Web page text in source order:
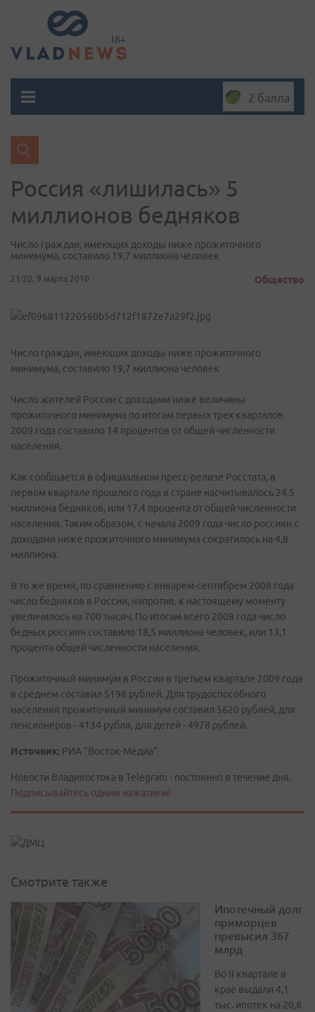
2 балла
Россия «лишилась» 5
миллионов бедняков
Число граждан, имеющих доходы ниже прожиточного
минимума, составило 19,7 миллиона человек
21:20, 9 марта 2010 Общество
Число граждан, имеющих доходы ниже прожиточного
минимума, составило 19,7 миллиона человек
Число жителей России с доходами ниже величины
прожиточного минимума по итогам первых трех кварталов
2009 года составило 14 процентов от общей численности
населения.
Как сообщается в официальном пресс-релизе Росстата, в
первом квартале прошлого года в стране насчитывалось 24,5
миллиона бедняков, или 17,4 процента от общей численности
населения. Таким образом, с начала 2009 года число россиян с
доходами ниже прожиточного минимума сократилось на 4,8
миллиона.
В то же время, по сравнению с январем-сентябрем 2008 года
число бедняков в России, напротив, к настоящему моменту
увеличилось на 700 тысяч. По итогам всего 2008 года число
бедных россиян составило 18,5 миллиона человек, или 13,1
процента общей численности населения.
Прожиточный минимум в России в третьем квартале 2009 года
в среднем составил 5198 рублей. Для трудоспособного
населения прожиточный минимум составил 5620 рублей, для
пенсионеров - 4134 рубля, для детей - 4978 рублей.
Источник: РИА "Восток-Медиа"
Новости Владивостока в Telegram - постоянно в течение дня.
Подписывайтесь одним нажатием!
Смотрите также
Ипотечный долг
приморцев
превысил 367
млрд
Во II квартале в
крае выдали 4,1
тыс. ипотек на 20,8